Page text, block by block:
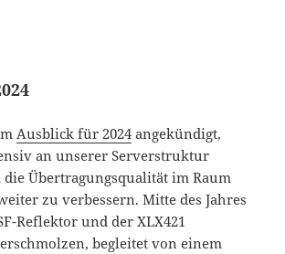
Ausblick für 2024angekündigt,
an unserer Serverstruktur
die Übertragungsqualität im Raum
zu verbessern. Mitte des Jahres
Reflektor und der XLX421
begleitet von einem